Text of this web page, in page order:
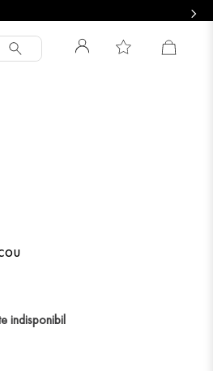
indisponibil